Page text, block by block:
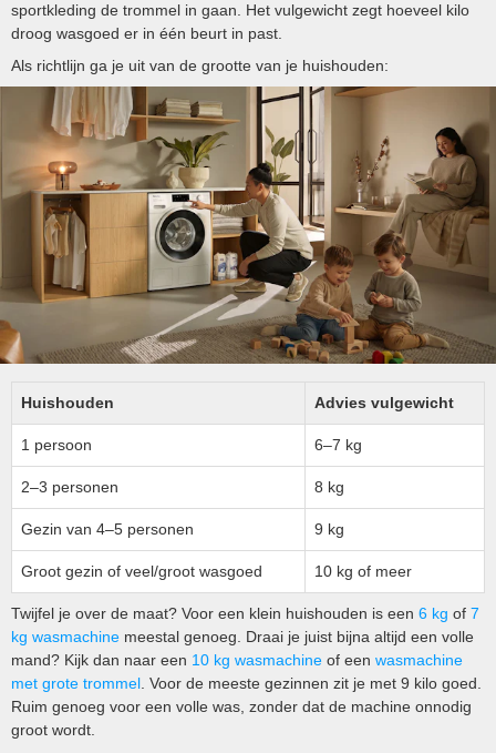
sportkleding de trommel in gaan. Het vulgewicht zegt hoeveel kilo
droog wasgoed er in één beurt in past.
Als richtlijn ga je uit van de grootte van je huishouden:
Huishouden Advies vulgewicht
1 persoon 6–7 kg
2–3 personen 8 kg
Gezin van 4–5 personen 9 kg
Groot gezin of veel/groot wasgoed 10 kg of meer
Twijfel je over de maat? Voor een klein huishouden is een 6 kg of 7
kg wasmachine meestal genoeg. Draai je juist bijna altijd een volle
mand? Kijk dan naar een 10 kg wasmachine of een wasmachine
met grote trommel. Voor de meeste gezinnen zit je met 9 kilo goed.
Ruim genoeg voor een volle was, zonder dat de machine onnodig
groot wordt.